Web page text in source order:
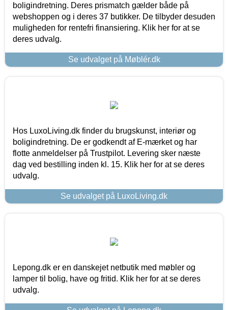
boligindretning. Deres prismatch gælder både på
webshoppen og i deres 37 butikker. De tilbyder desuden
muligheden for rentefri finansiering. Klik her for at se
deres udvalg.
Se udvalget på Møblér.dk
Hos LuxoLiving.dk finder du brugskunst, interiør og
boligindretning. De er godkendt af E-mærket og har
flotte anmeldelser på Trustpilot. Levering sker næste
dag ved bestilling inden kl. 15. Klik her for at se deres
udvalg.
Se udvalget på LuxoLiving.dk
Lepong.dk er en danskejet netbutik med møbler og
lamper til bolig, have og fritid. Klik her for at se deres
udvalg.